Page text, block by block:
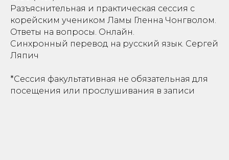
Разъяснительная и практическая сессия с
корейским учеником Ламы Гленна Чонгволом.
Ответы на вопросы. Онлайн.
Синхронный перевод на русский язык. Сергей
Ляпич
*Сессия факультативная не обязательная для
посещения или прослушивания в записи